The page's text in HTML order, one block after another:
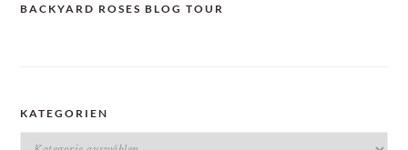
BACKYARD ROSES BLOG TOUR
KATEGORIEN
Kategorien